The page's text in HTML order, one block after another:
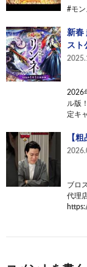
#モン
新春
スト
2026
ル版
定キ
【
ブロ
代理